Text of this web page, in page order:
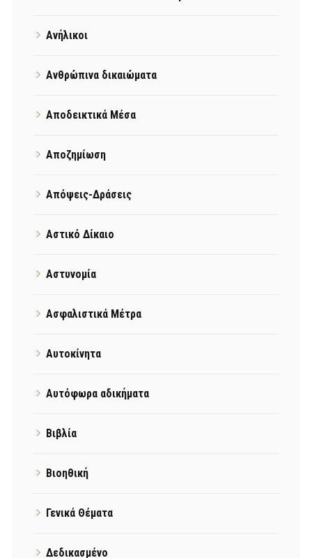
Ανήλικοι
Ανθρώπινα δικαιώματα
Αποδεικτικά Μέσα
Αποζημίωση
Απόψεις-Δράσεις
Αστικό Δίκαιο
Αστυνομία
Ασφαλιστικά Μέτρα
Αυτοκίνητα
Αυτόφωρα αδικήματα
Βιβλία
Βιοηθική
Γενικά Θέματα
Δεδικασμένο